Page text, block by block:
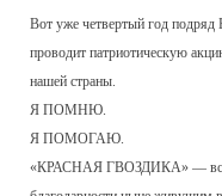
Вот уже четвертый год подряд
проводит патриотическую
нашей страны.
Я ПОМНЮ.
Я ПОМОГАЮ.
«КРАСНАЯ ГВОЗДИКА» —